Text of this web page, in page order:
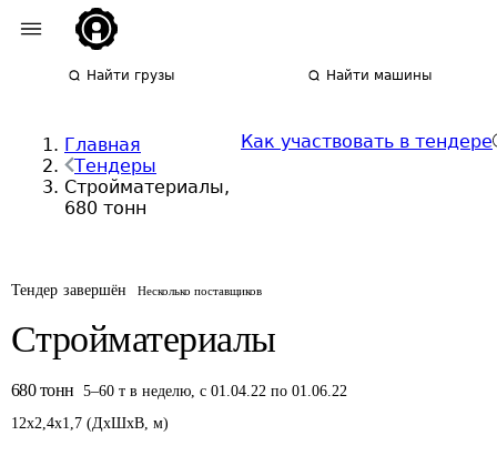
Найти грузы Найти машины
Главная
Тендеры
Стройматериалы,
680 тонн
Как участвовать в тендере
Тендер завершён Несколько поставщиков
Стройматериалы
680 тонн 5–60 т в неделю, с 01.04.22 по 01.06.22
12x2,4x1,7 (ДxШxВ, м)